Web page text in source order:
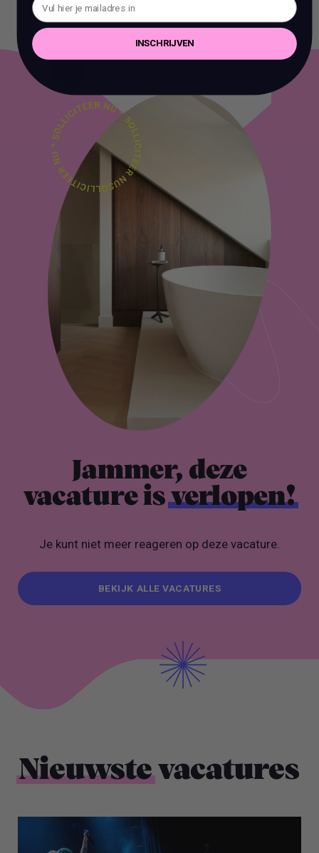
Jammer, deze
vacature isverlopen!
Je kunt niet meer reageren op deze vacature.
BEKIJK ALLE VACATURES
Nieuwstevacatures
INSCHRIJVEN